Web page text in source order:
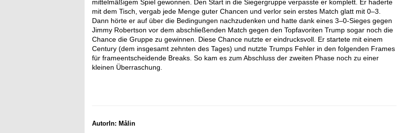
mittelmäßigem Spiel gewonnen. Den Start in die Siegergruppe verpasste er komplett. Er haderte
mit dem Tisch, vergab jede Menge guter Chancen und verlor sein erstes Match glatt mit 0–3.
Dann hörte er auf über die Bedingungen nachzudenken und hatte dank eines 3–0-Sieges gegen
Jimmy Robertson vor dem abschließenden Match gegen den Topfavoriten Trump sogar noch die
Chance die Gruppe zu gewinnen. Diese Chance nutzte er eindrucksvoll. Er startete mit einem
Century (dem insgesamt zehnten des Tages) und nutzte Trumps Fehler in den folgenden Frames
für frameentscheidende Breaks. So kam es zum Abschluss der zweiten Phase noch zu einer
kleinen Überraschung.
AutorIn: Målin